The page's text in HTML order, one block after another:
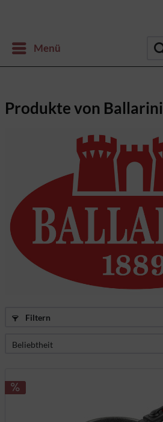
Menü
Produkte von Ballarini
Filtern